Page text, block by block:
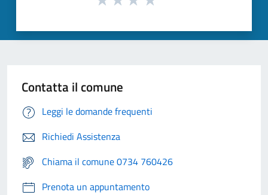
Contatta il comune
Leggi le domande frequenti
Richiedi Assistenza
Chiama il comune 0734 760426
Prenota un appuntamento